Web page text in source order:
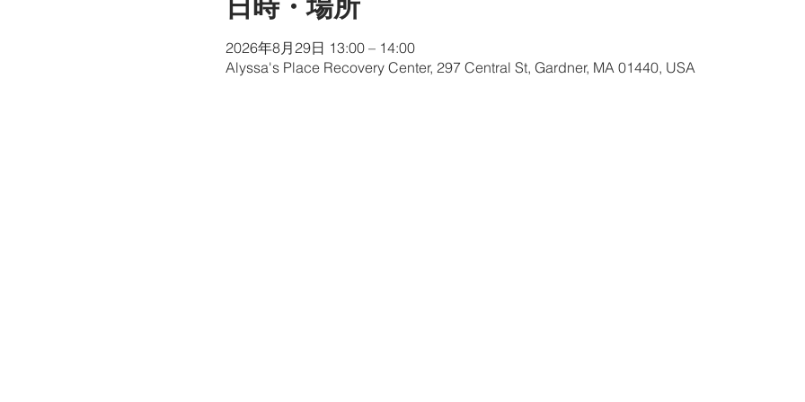
日時・場所
2026年8月29日 13:00 – 14:00
Alyssa's Place Recovery Center, 297 Central St, Gardner, MA 01440, USA